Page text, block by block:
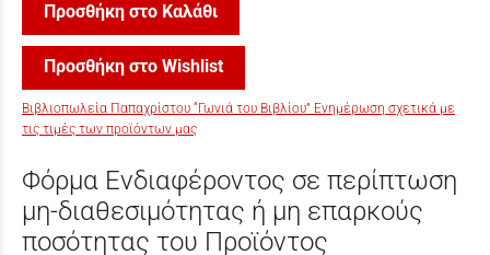
Προσθήκη στο Καλάθι
Προσθήκη στο Wishlist
Βιβλιοπωλεία Παπαχρίστου “Γωνιά του Βιβλίου” Ενημέρωση σχετικά με
τις τιμές των προϊόντων μας
Φόρμα Ενδιαφέροντος σε περίπτωση
μη-διαθεσιμότητας ή μη επαρκούς
ποσότητας του Προϊόντος